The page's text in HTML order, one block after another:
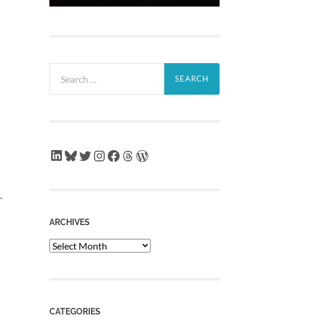
for:
LinkedIn
Bluesky
Twitter
Instagram
Facebook
Threads
WordPress
ARCHIVES
Archives
CATEGORIES